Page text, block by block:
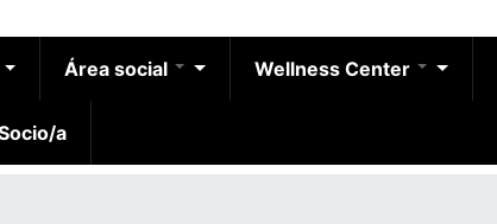
Área social Wellness Center
a